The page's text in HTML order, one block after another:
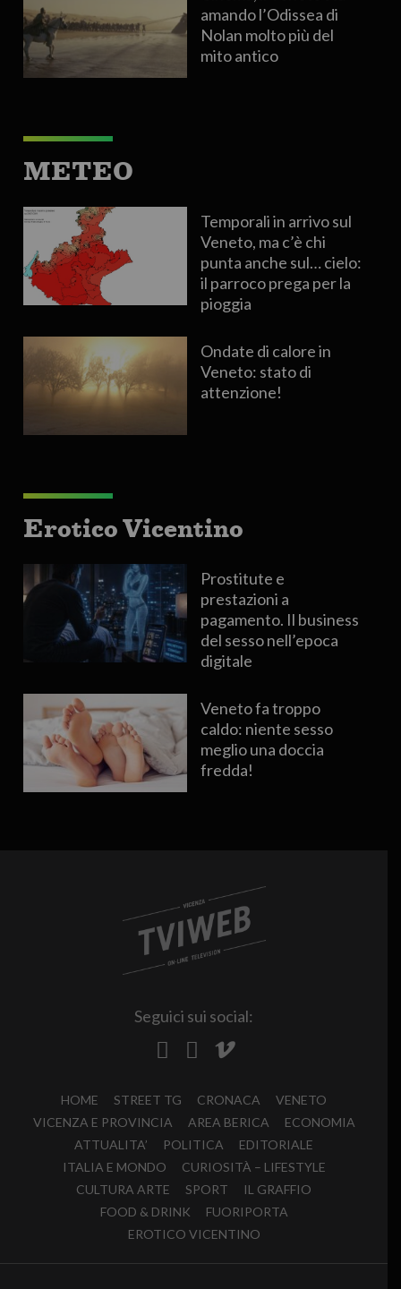
amando l’Odissea di
Nolan molto più del
mito antico
METEO
Temporali in arrivo sul
Veneto, ma c’è chi
punta anche sul… cielo:
il parroco prega per la
pioggia
Ondate di calore in
Veneto: stato di
attenzione!
Erotico Vicentino
Prostitute e
prestazioni a
pagamento. Il business
del sesso nell’epoca
digitale
Veneto fa troppo
caldo: niente sesso
meglio una doccia
fredda!
Seguici sui social:
HOME STREET TG CRONACA
VENETO
VICENZA E PROVINCIA
AREA BERICA
ECONOMIA
ATTUALITA’
POLITICA
EDITORIALE
ITALIA E MONDO
CURIOSITÀ – LIFESTYLE
CULTURA ARTE
SPORT
IL GRAFFIO
FOOD & DRINK
FUORIPORTA
EROTICO VICENTINO